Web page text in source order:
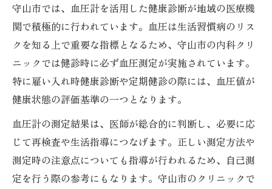
守山市では、血圧計を活用した健康診断が地域の医療機
関で積極的に行われています。血圧は生活習慣病のリス
クを知る上で重要な指標となるため、守山市の内科クリ
ニックでは健診時に必ず血圧測定が実施されています。
特に雇い入れ時健康診断や定期健診の際には、血圧値が
健康状態の評価基準の一つとなります。
血圧計の測定結果は、医師が総合的に判断し、必要に応
じて再検査や生活指導につなげます。正しい測定方法や
測定時の注意点についても指導が行われるため、自己測
定を行う際の参考にもなります。守山市のクリニックで